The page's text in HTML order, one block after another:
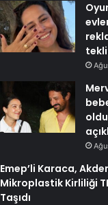
Emep’li Karaca,
Mikroplastik Kirliliği
Taşıdı